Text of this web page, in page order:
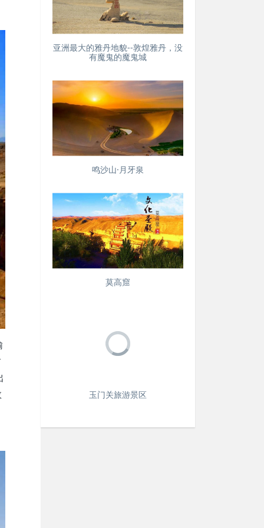
亚洲最大的雅丹地貌--敦煌雅丹，没
有魔鬼的魔鬼城
鸣沙山·月牙泉
莫高窟
玉门关旅游景区